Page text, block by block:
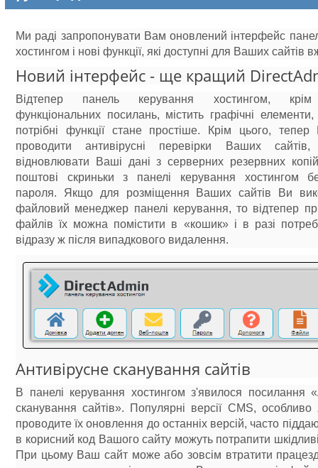
Ми раді запропонувати Вам оновлений інтерфейс
хостингом і нові функції, які доступні для Ваших сайтів
Новий інтерфейс - ще кращий
Відтепер панель керування хостингом, крім
функціональних посилань, містить графічні елементи,
потрібні функції стане простіше. Крім цього,
проводити антивірусні перевірки Ваших сайтів,
відновлювати Ваші дані з серверних резервних
поштові скриньки з панелі керування хостингом
пароля. Якщо для розміщення Ваших сайтів Ви
файловий менеджер панелі керування, то відтепер
файлів їх можна помістити в «кошик» і в разі
відразу ж після випадкового видалення.
Антивірусне сканування сайтів
В панелі керування хостингом з'явилося посилання
сканування сайтів». Популярні версії CMS,
проводите їх оновлення до останніх версій, часто
в корисний код Вашого сайту можуть потрапити
При цьому Ваш сайт може або зовсім втратити